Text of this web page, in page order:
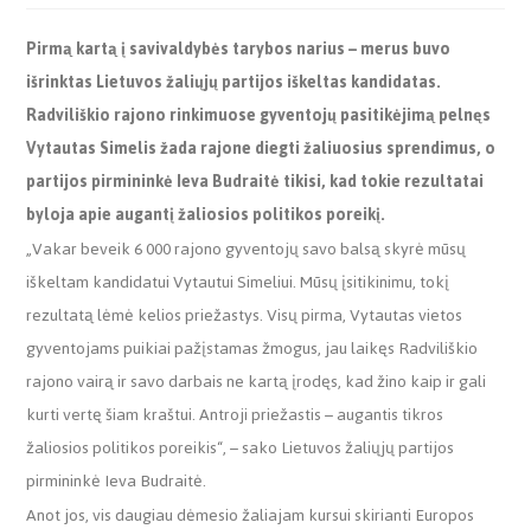
Pirmą kartą į savivaldybės tarybos narius – merus buvo
išrinktas Lietuvos žaliųjų partijos iškeltas kandidatas.
Radviliškio rajono rinkimuose gyventojų pasitikėjimą pelnęs
Vytautas Simelis žada rajone diegti žaliuosius sprendimus, o
partijos pirmininkė Ieva Budraitė tikisi, kad tokie rezultatai
byloja apie augantį žaliosios politikos poreikį.
„Vakar beveik 6 000 rajono gyventojų savo balsą skyrė mūsų
iškeltam kandidatui Vytautui Simeliui. Mūsų įsitikinimu, tokį
rezultatą lėmė kelios priežastys. Visų pirma, Vytautas vietos
gyventojams puikiai pažįstamas žmogus, jau laikęs Radviliškio
rajono vairą ir savo darbais ne kartą įrodęs, kad žino kaip ir gali
kurti vertę šiam kraštui. Antroji priežastis – augantis tikros
žaliosios politikos poreikis“, – sako Lietuvos žaliųjų partijos
pirmininkė Ieva Budraitė.
Anot jos, vis daugiau dėmesio žaliajam kursui skirianti Europos